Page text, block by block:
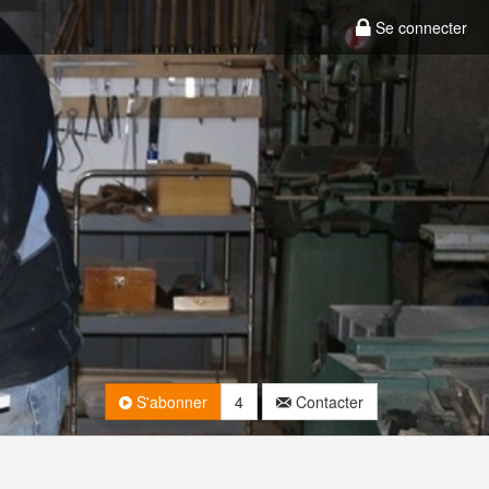
Se connecter
S'abonner 4 Contacter